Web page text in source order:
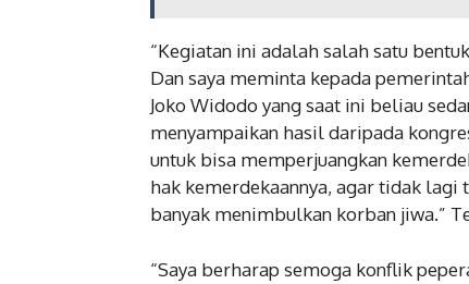
“Kegiatan ini adalah salah satu
Dan saya meminta kepada
Joko Widodo yang saat ini beliau
menyampaikan hasil daripada
untuk bisa memperjuangkan
hak kemerdekaannya, agar tidak lagi
banyak menimbulkan korban jiwa.”
“Saya berharap semoga konflik